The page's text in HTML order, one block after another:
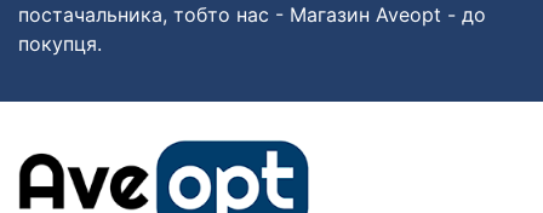
постачальника, тобто нас - Магазин Aveopt - до
покупця.